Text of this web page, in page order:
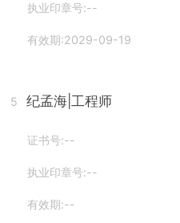
执业印章号:--
有效期:2029-09-19
5 纪孟海 |工程师
证书号:--
执业印章号:--
有效期:--